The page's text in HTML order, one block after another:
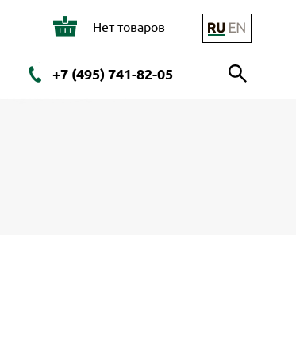
+7 (495) 741-82-05
Нет товаров